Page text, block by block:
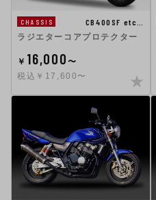
CHASSIS
CB400SF etc…
ラジエターコアプロテクター
￥ 16,000〜
税込￥17,600〜